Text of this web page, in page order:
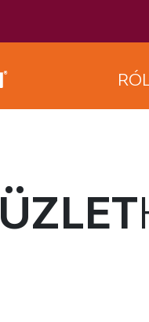
ÜZLET